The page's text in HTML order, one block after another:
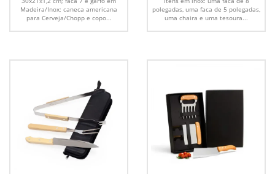
Madeira/Inox; caneca americana
para Cerveja/Chopp e copo...
polegadas, uma faca de 5 polegadas,
uma chaira e uma tesoura...